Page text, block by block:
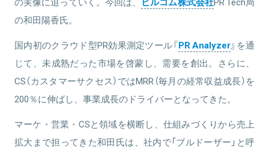
の和田陽香氏。
国内初のクラウド型PR効果測定ツール『PR Analyzer』を通
じて、未成熟だった市場を啓蒙し、需要を創出。さらに、
CS（カスタマーサクセス）ではMRR（毎月の経常収益成長）を
200％に伸ばし、事業成長のドライバーとなってきた。
マーケ・営業・CSと領域を横断し、仕組みづくりから売上
拡大まで担ってきた和田氏は、社内で「ブルドーザー」と呼